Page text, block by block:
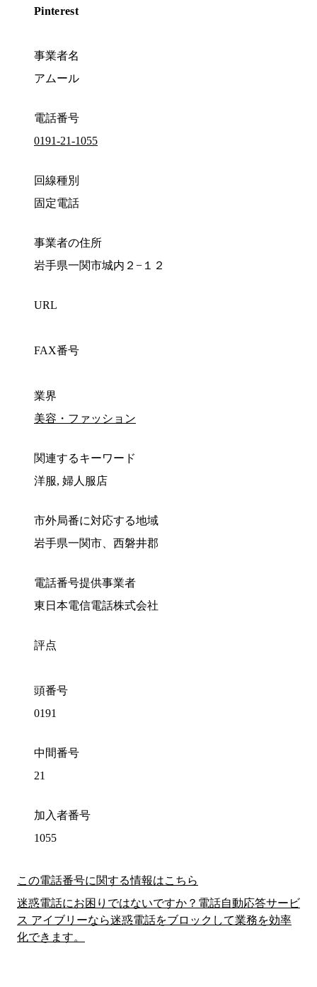
Pinterest
事業者名
アムール
電話番号
0191-21-1055
回線種別
固定電話
事業者の住所
岩手県一関市城内２−１２
URL
FAX番号
業界
美容・ファッション
関連するキーワード
洋服, 婦人服店
市外局番に対応する地域
岩手県一関市、西磐井郡
電話番号提供事業者
東日本電信電話株式会社
評点
頭番号
0191
中間番号
21
加入者番号
1055
この電話番号に関する情報はこちら
迷惑電話にお困りではないですか？電話自動応答サービ
ス アイブリーなら迷惑電話をブロックして業務を効率
化できます。